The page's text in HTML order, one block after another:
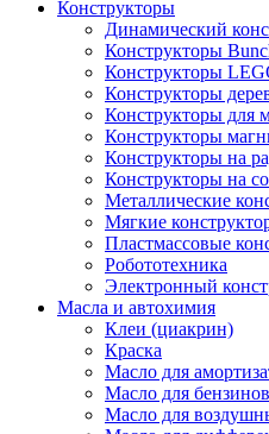
Конструкторы
Динамический
Конструкторы
Конструкторы
Конструкторы
Конструкторы для
Конструкторы
Конструкторы на
Конструкторы на
Металлические
Мягкие
Пластмассовые
Робототехника
Электронный
Масла и автохимия
Клеи (циакрин)
Краска
Масло для
Масло для
Масло для